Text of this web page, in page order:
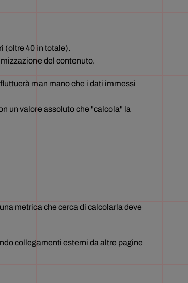
(oltre 40 in totale).
del contenuto.
man mano che i dati immessi
un valore assoluto che "calcola" la
metrica che cerca di calcolarla deve
collegamenti esterni da altre pagine